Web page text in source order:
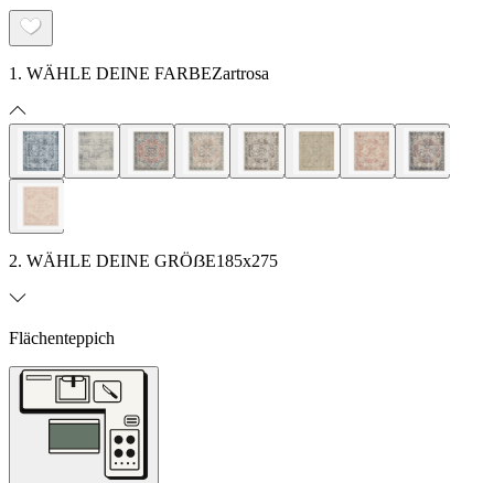
1. WÄHLE DEINE FARBEZartrosa
2. WÄHLE DEINE GRÖẞE185x275
Flächenteppich